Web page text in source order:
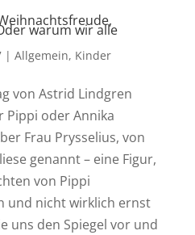
warum wir alle
| Allgemein, Kinder
von Astrid Lindgren
Pippi oder Annika
Frau Prysselius, von
genannt – eine Figur,
von Pippi
und nicht wirklich ernst
uns den Spiegel vor und